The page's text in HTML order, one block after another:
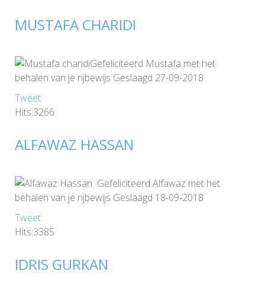
MUSTAFA CHARIDI
Gefeliciteerd Mustafa met het
behalen van je rijbewijs Geslaagd 27-09-2018
Tweet
Hits:3266
ALFAWAZ HASSAN
Gefeliciteerd Alfawaz met het
behalen van je rijbewijs Geslaagd 18-09-2018
Tweet
Hits:3385
IDRIS GURKAN